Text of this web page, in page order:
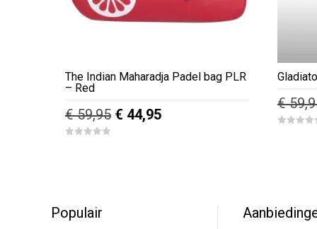
The Indian Maharadja Padel bag PLR
– Red
€59,95 Oorspronkelijke
€ 44,95Huidige
€
Populair